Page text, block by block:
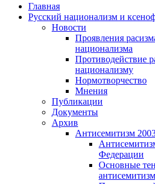
Главная
Русский национализм и
Новости
Проявления
национализма
Противодействие
национализму
Нормотворчество
Мнения
Публикации
Документы
Архив
Антисемитизм
Федерации
Основные